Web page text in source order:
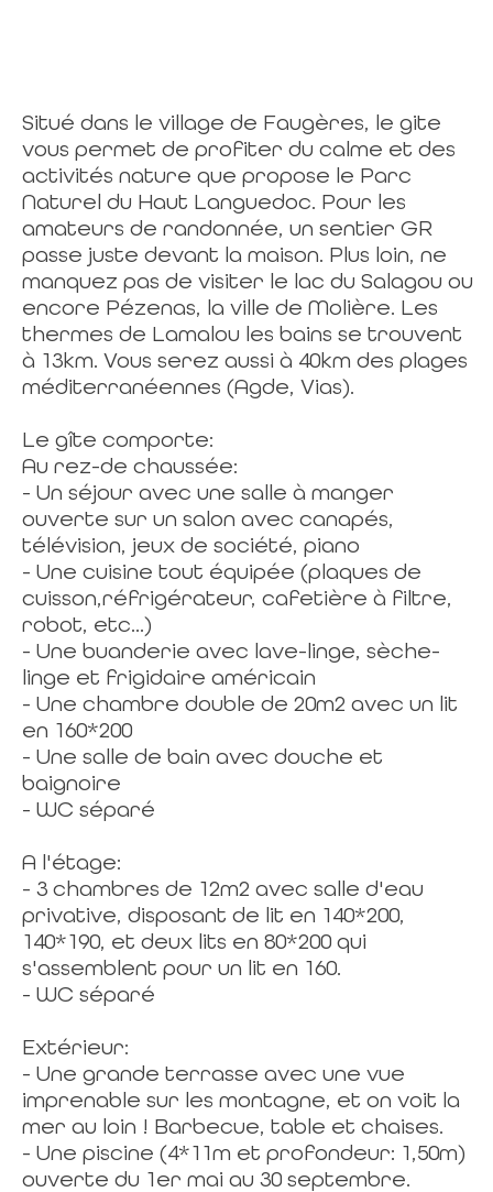
Situé dans le village de Faugères, le gite
vous permet de profiter du calme et des
activités nature que propose le Parc
Naturel du Haut Languedoc. Pour les
amateurs de randonnée, un sentier GR
passe juste devant la maison. Plus loin, ne
manquez pas de visiter le lac du Salagou ou
encore Pézenas, la ville de Molière. Les
thermes de Lamalou les bains se trouvent
à 13km. Vous serez aussi à 40km des plages
méditerranéennes (Agde, Vias).
Le gîte comporte:
Au rez-de chaussée:
- Un séjour avec une salle à manger
ouverte sur un salon avec canapés,
télévision, jeux de société, piano
- Une cuisine tout équipée (plaques de
cuisson,réfrigérateur, cafetière à filtre,
robot, etc...)
- Une buanderie avec lave-linge, sèche-
linge et frigidaire américain
- Une chambre double de 20m2 avec un lit
en 160*200
- Une salle de bain avec douche et
baignoire
- WC séparé
A l'étage:
- 3 chambres de 12m2 avec salle d'eau
privative, disposant de lit en 140*200,
140*190, et deux lits en 80*200 qui
s'assemblent pour un lit en 160.
- WC séparé
Extérieur:
- Une grande terrasse avec une vue
imprenable sur les montagne, et on voit la
mer au loin ! Barbecue, table et chaises.
- Une piscine (4*11m et profondeur: 1,50m)
ouverte du 1er mai au 30 septembre.